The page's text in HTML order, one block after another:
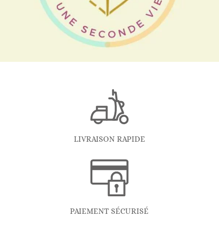
LIVRAISON RAPIDE
PAIEMENT SÉCURISÉ